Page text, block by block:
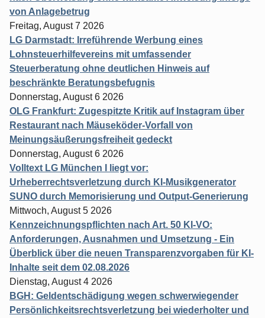
von Anlagebetrug
Freitag, August 7 2026
LG Darmstadt: Irreführende Werbung eines
Lohnsteuerhilfevereins mit umfassender
Steuerberatung ohne deutlichen Hinweis auf
beschränkte Beratungsbefugnis
Donnerstag, August 6 2026
OLG Frankfurt: Zugespitzte Kritik auf Instagram über
Restaurant nach Mäuseköder-Vorfall von
Meinungsäußerungsfreiheit gedeckt
Donnerstag, August 6 2026
Volltext LG München I liegt vor:
Urheberrechtsverletzung durch KI-Musikgenerator
SUNO durch Memorisierung und Output-Generierung
Mittwoch, August 5 2026
Kennzeichnungspflichten nach Art. 50 KI-VO:
Anforderungen, Ausnahmen und Umsetzung - Ein
Überblick über die neuen Transparenzvorgaben für KI-
Inhalte seit dem 02.08.2026
Dienstag, August 4 2026
BGH: Geldentschädigung wegen schwerwiegender
Persönlichkeitsrechtsverletzung bei wiederholter und